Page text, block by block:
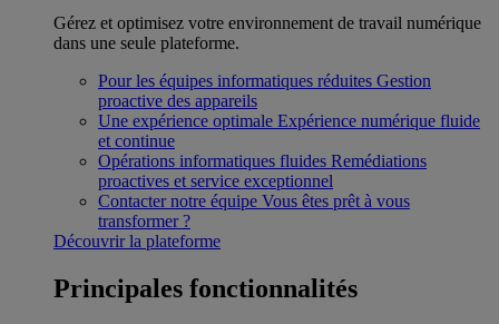
Gérez et optimisez votre environnement de travail numérique
dans une seule plateforme.
Pour les équipes informatiques réduites Gestion
proactive des appareils
Une expérience optimale Expérience numérique fluide
et continue
Opérations informatiques fluides Remédiations
proactives et service exceptionnel
Contacter notre équipe Vous êtes prêt à vous
transformer ?
Découvrir la plateforme
Principales fonctionnalités